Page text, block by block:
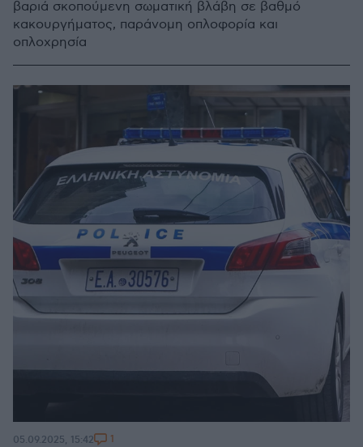
βαριά σκοπούμενη σωματική βλάβη σε βαθμό
κακουργήματος, παράνομη οπλοφορία και
οπλοχρησία
05.09.2025, 15:42 1